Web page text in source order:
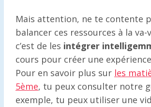
Mais attention, ne te contente
balancer ces ressources à la va-
c’est de les intégrer
cours pour créer une
Pour en savoir plus sur les
5ème, tu peux consulter notre
exemple, tu peux utiliser une